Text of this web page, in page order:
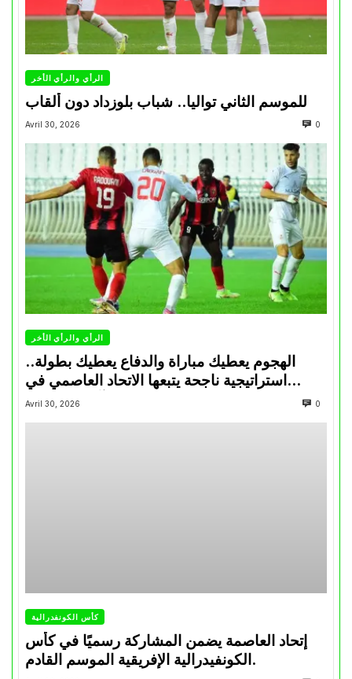
الرأي والرأي الأخر
للموسم الثاني تواليا.. شباب بلوزداد دون ألقاب
Avril 30, 2026 0
الرأي والرأي الأخر
الهجوم يعطيك مباراة والدفاع يعطيك بطولة..
استراتيجية ناجحة يتبعها الاتحاد العاصمي في
تتويجاته آخر السنوات
Avril 30, 2026 0
كأس الكونفدرالية
إتحاد العاصمة يضمن المشاركة رسميًا في كأس
الكونفيدرالية الإفريقية الموسم القادم.